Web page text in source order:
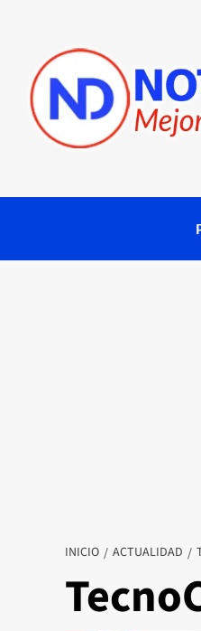
INICIO ACTUALIDAD